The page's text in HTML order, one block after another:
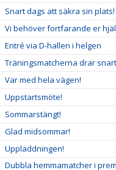
Snart dags att säkra sin plats!
Vi behöver fortfarande er
Entré via D-hallen i helgen
Träningsmatcherna drar
Var med hela vägen!
Uppstartsmöte!
Sommarstängt!
Glad midsommar!
Uppladdningen!
Dubbla hemmamatcher i